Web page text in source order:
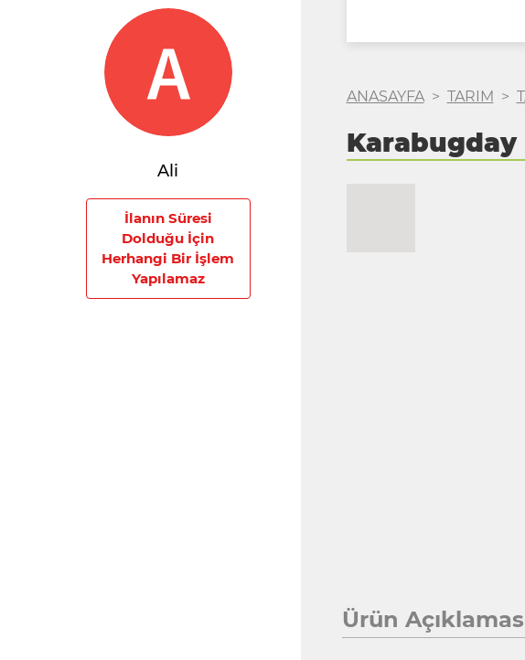
Ali
İlanın Süresi
Dolduğu İçin
Herhangi Bir İşlem
Yapılamaz
ANASAYFA > TARIM >
Karabugday
Ürün